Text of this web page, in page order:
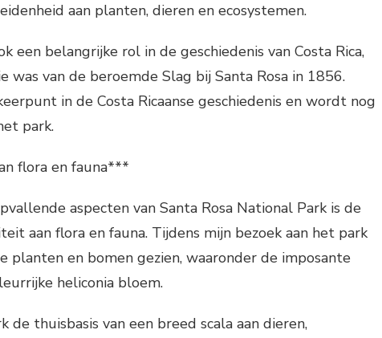
aan planten, dieren en ecosystemen.
een belangrijke rol in de geschiedenis van Costa Rica,
was van de beroemde Slag bij Santa Rosa in 1856.
in de Costa Ricaanse geschiedenis en wordt nog
park.
flora en fauna***
aspecten van Santa Rosa National Park is de
aan flora en fauna. Tijdens mijn bezoek aan het park
planten en bomen gezien, waaronder de imposante
heliconia bloem.
de thuisbasis van een breed scala aan dieren,